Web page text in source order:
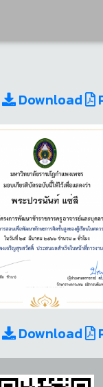
Download
Download